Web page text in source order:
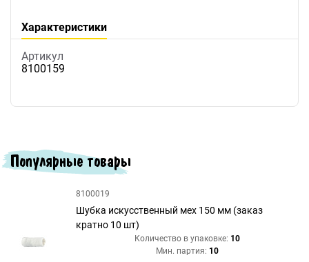
Характеристики
Артикул
8100159
Популярные товары
8100019
Шубка искусственный мех 150 мм (заказ
кратно 10 шт)
Количество в упаковке: 10
Мин. партия: 10